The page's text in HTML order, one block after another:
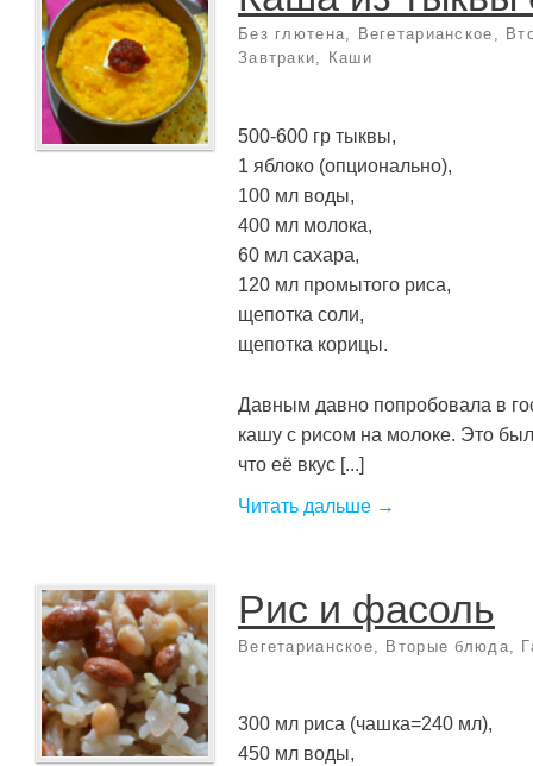
Без глютена, Вегетарианское ,
Завтраки, Каши
500-600 гр тыквы,
1 яблоко (опционально),
100 мл воды,
400 мл молока,
60 мл сахара,
120 мл промытого риса,
щепотка соли,
щепотка корицы.
Давным давно попробовала в
кашу с рисом на молоке. Это
что её вкус [...]
Читать дальше →
Рис и фасоль
Вегетарианское, Вторые блюда,
300 мл риса (чашка=240 мл),
450 мл воды,